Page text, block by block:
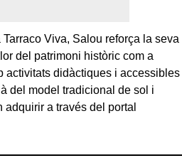
Viva, Salou reforça la seva
del patrimoni històric com a
activitats didàctiques i accessibles
del model tradicional de sol i
a través del portal